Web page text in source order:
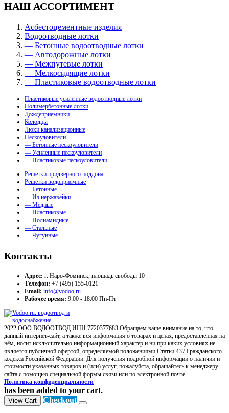
НАШ АССОРТИМЕНТ
Асбестоцементные изделия
Водоотводные лотки
— Бетонные водоотводные лотки
— Автодорожные лотки
— Межпутевые лотки
— Мелкосидящие лотки
— Пластиковые водоотводные лотки
Пластиковые усиленные водоотводные лотки
Полимербетонные лотки
Дождеприемники
Колодцы
Люки канализационные
Пескоуловители
— Бетонные пескоуловители
— Усиленные пескоуловители
— Пластиковые пескоуловители
Решетки придверного поддона
Решетки водоприемные
— Бетонные
— Из нержавейки
— Медные
— Пластиковые
— Полиамидные
— Стальные
— Чугунные
Контакты
Адрес: г. Наро-Фоминск, площадь свободы 10
Телефон: +7 (495) 155-0121
Email: info@vodoo.ru
Рабочее время: 9:00 - 18:00 Пн-Пт
2022 ООО ВОДООТВОД ИНН 7720377683 Обращаем ваше внимание на то, что
данный интернет-сайт, а также вся информация о товарах и ценах, предоставленная на
нём, носит исключительно информационный характер и ни при каких условиях не
является публичной офертой, определяемой положениями Статьи 437 Гражданского
кодекса Российской Федерации. Для получения подробной информации о наличии и
стоимости указанных товаров и (или) услуг, пожалуйста, обращайтесь к менеджеру
сайта с помощью специальной формы связи или по электронной почте.
Политика конфиденциальности
has been added to your cart.
View Cart Checkout